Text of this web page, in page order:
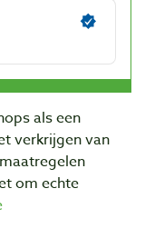
als een
verkrijgen van
om echte